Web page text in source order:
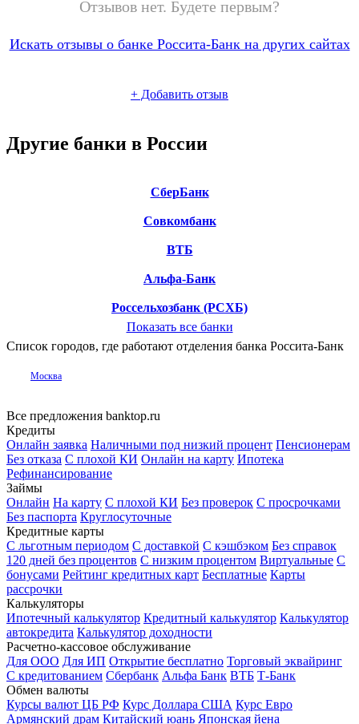
Отзывов нет. Будете первым?
Искать отзывы о банке Россита-Банк на других сайтах
+ Добавить отзыв
Другие банки в России
СберБанк
Совкомбанк
ВТБ
Альфа-Банк
Россельхозбанк (РСХБ)
Показать все банки
Список городов, где работают отделения банка Россита-Банк
Москва
Все предложения banktop.ru
Кредиты
Онлайн заявка Наличными под низкий процент Пенсионерам
Без отказа С плохой КИ Онлайн на карту Ипотека
Рефинансирование
Займы
Онлайн На карту С плохой КИ Без проверок С просрочками
Без паспорта Круглосуточные
Кредитные карты
С льготным периодом С доставкой С кэшбэком Без справок
120 дней без процентов С низким процентом Виртуальные С
бонусами Рейтинг кредитных карт Бесплатные Карты
рассрочки
Калькуляторы
Ипотечный калькулятор Кредитный калькулятор Калькулятор
автокредита Калькулятор доходности
Расчетно-кассовое обслуживание
Для ООО Для ИП Открытие бесплатно Торговый эквайринг
С кредитованием Сбербанк Альфа Банк ВТБ Т-Банк
Обмен валюты
Курсы валют ЦБ РФ Курс Доллара США Курс Евро
Армянский драм Китайский юань Японская йена